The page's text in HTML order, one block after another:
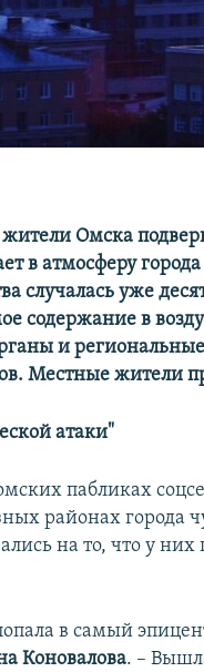
Омска
в атмосферу
случалась уже
содержание в
и
Местные жители
атаки"
пабликах
районах города
на то, что у
в самый
Коновалова. –